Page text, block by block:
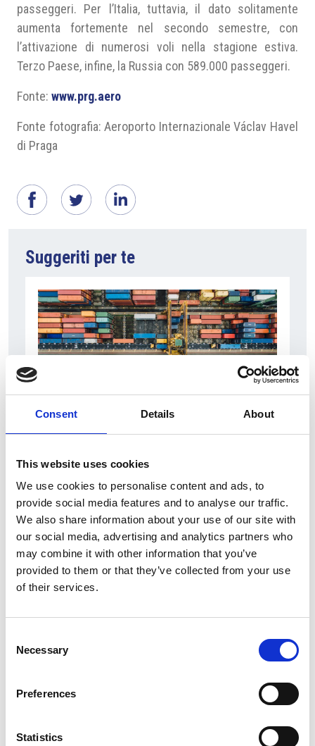
Consent Details About
This website uses cookies
We use cookies to personalise content and ads, to
provide social media features and to analyse our traffic.
We also share information about your use of our site with
our social media, advertising and analytics partners who
may combine it with other information that you’ve
provided to them or that they’ve collected from your use
of their services.
Selection
Necessary
Preferences
Statistics
passeggeri. Per l’Italia, tuttavia, il dato solitamente
aumenta fortemente nel secondo semestre, con
l’attivazione di numerosi voli nella stagione estiva.
Terzo Paese, infine, la Russia con 589.000 passeggeri.
Fonte: www.prg.aero
Fonte fotografia: Aeroporto Internazionale Václav Havel
di Praga
Suggeriti per te
6 Agosto 2026
L’interscambio Italia – Repubblica ha superato
Interviste
Overview Economica
Repubblica Ceca